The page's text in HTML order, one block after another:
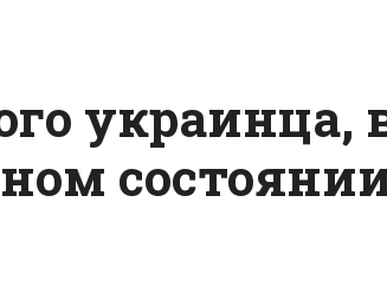
нетрезвом
виде
украинца,